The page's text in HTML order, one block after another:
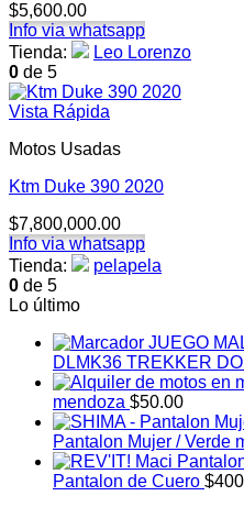
$5,600.00
Info via whatsapp
Tienda:
Leo Lorenzo
0 de 5
Vista Rápida
Motos Usadas
Ktm Duke 390 2020
$7,800,000.00
Info via whatsapp
Tienda:
pelapela
0 de 5
Lo último
JUEGO
DLMK36 TREKKER
mendoza $50.00
Pantalon Mujer / Verde
Pantalon de Cuero $